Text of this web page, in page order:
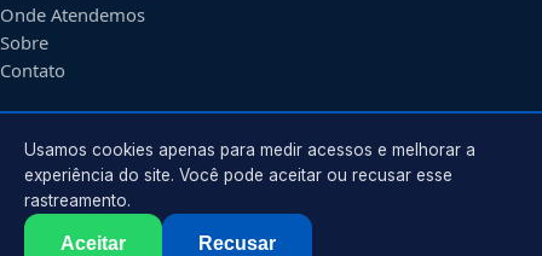
Onde Atendemos
Sobre
Contato
CONTATO
Atendimento em
contato@encanadoremtaubate.com.br
Usamos cookies apenas para medir acessos e melhorar a
experiência do site. Você pode aceitar ou recusar esse
rastreamento.
Aceitar Recusar